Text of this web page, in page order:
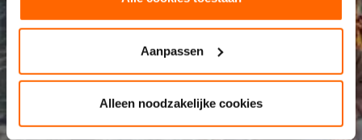
Aanpassen
Alleen noodzakelijke cookies
Ons vmbo